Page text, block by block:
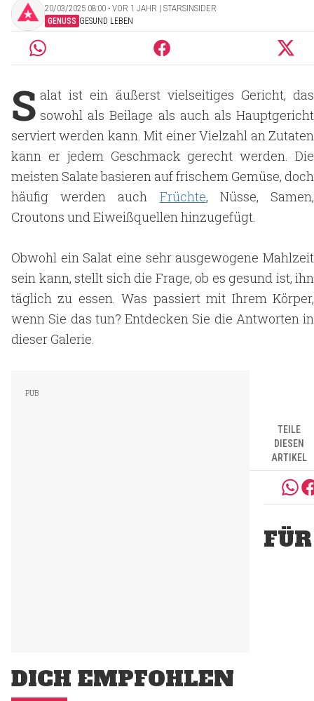
20/03/2025 08:00 ‧ VOR 1 JAHR | STARSINSIDER
GENUSS GESUND LEBEN
S alat ist ein äußerst vielseitiges Gericht, das
sowohl als Beilage als auch als Hauptgericht
serviert werden kann. Mit einer Vielzahl an Zutaten
kann er jedem Geschmack gerecht werden. Die
meisten Salate basieren auf frischem Gemüse, doch
häufig werden auch Früchte, Nüsse, Samen,
Croutons und Eiweißquellen hinzugefügt.
Obwohl ein Salat eine sehr ausgewogene Mahlzeit
sein kann, stellt sich die Frage, ob es gesund ist, ihn
täglich zu essen. Was passiert mit Ihrem Körper,
wenn Sie das tun? Entdecken Sie die Antworten in
dieser Galerie.
TEILE
DIESEN
ARTIKEL
FÜR
DICH EMPFOHLEN